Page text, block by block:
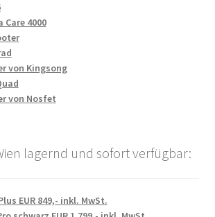
4000
von Kingsong
von Nosfet
lagernd und sofort verfügbar:
EUR 849,- inkl. MwSt.